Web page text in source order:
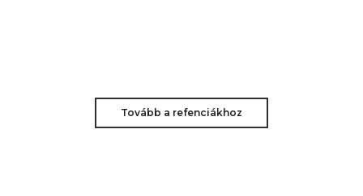
Tovább a refenciákhoz